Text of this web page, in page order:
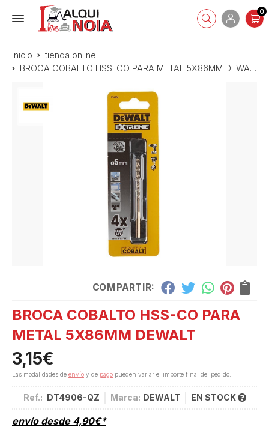
0
inicio
tienda online
BROCA COBALTO HSS-CO PARA METAL 5X86MM DEWALT
COMPARTIR:
BROCA COBALTO HSS-CO PARA
METAL 5X86MM DEWALT
3,15€
Las modalidades de envío y de pago pueden variar el importe final del pedido.
Ref.: DT4906-QZ Marca: DEWALT EN STOCK
envío desde 4,90€*